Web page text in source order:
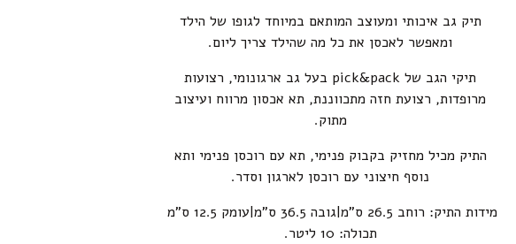
תיק גב איכותי ומעוצב המותאם במיוחד לגופו של הילד
ומאפשר לאכסן את כל מה שהילד צריך ליום.
תיקי הגב של pick&pack בעל גב ארגונומי, רצועות
מרופדות, רצועת חזה מתכווננת, תא אכסון מרווח ועיצוב
מתוק.
התיק מכיל מחזיק בקבוק פנימי, תא עם רוכסן פנימי ותא
נוסף חיצוני עם רוכסן לארגון וסדר.
מידות התיק: רוחב 26.5 ס”מ|גובה 36.5 ס”מ|עומק 12.5 ס”מ
תכולה: 10 ליטר.